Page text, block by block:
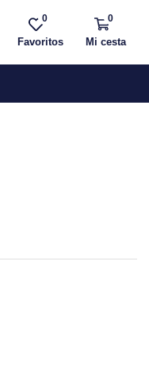
0
Favoritos
0
Mi cesta